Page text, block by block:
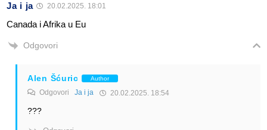
Ja i ja 20.02.2025. 18:01
Canada i Afrika u Eu
Odgovori
Alen Šćuric Author
Odgovori Ja i ja 20.02.2025. 18:54
???